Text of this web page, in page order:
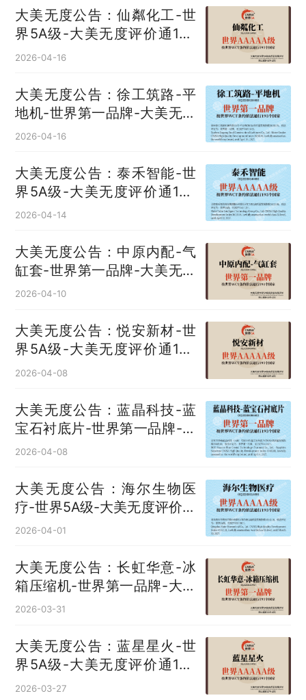
大美无度公告：仙粼化工-世
界5A级-大美无度评价通193
国
2026-04-16
大美无度公告：徐工筑路-平
地机‌-世界第一品牌-大美无度
评价通193国
2026-04-16
大美无度公告：泰禾智能-世
界5A级-大美无度评价通193
国
2026-04-14
大美无度公告：中原内配-气
缸套‌-世界第一品牌-大美无度
评价通193国
2026-04-10
大美无度公告：悦安新材-世
界5A级-大美无度评价通193
国
2026-04-08
大美无度公告：蓝晶科技-蓝
宝石衬底片‌-世界第一品牌-大
美无度评价通193国
2026-04-08
大美无度公告：海尔生物医
疗-世界5A级-大美无度评价通
193国
2026-04-01
大美无度公告：长虹华意-冰
箱压缩机‌-世界第一品牌-大美
无度评价通193国
2026-03-31
大美无度公告：蓝星星火-世
界5A级-大美无度评价通193
国
2026-03-27